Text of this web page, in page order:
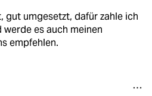
gut umgesetzt, dafür zahle ich
werde es auch meinen
empfehlen.